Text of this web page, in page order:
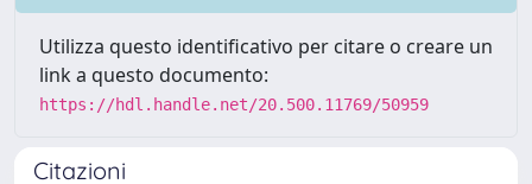
Utilizza questo identificativo per citare o creare un
link a questo documento:
https://hdl.handle.net/20.500.11769/50959
Citazioni